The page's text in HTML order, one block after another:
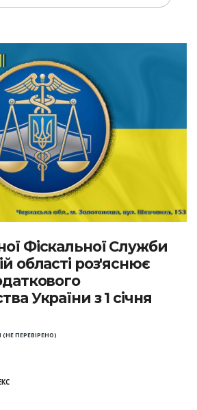
Фіскальної Служби
області роз'яснює
України з 1 січня
ПЕРЕВІРЕНО)